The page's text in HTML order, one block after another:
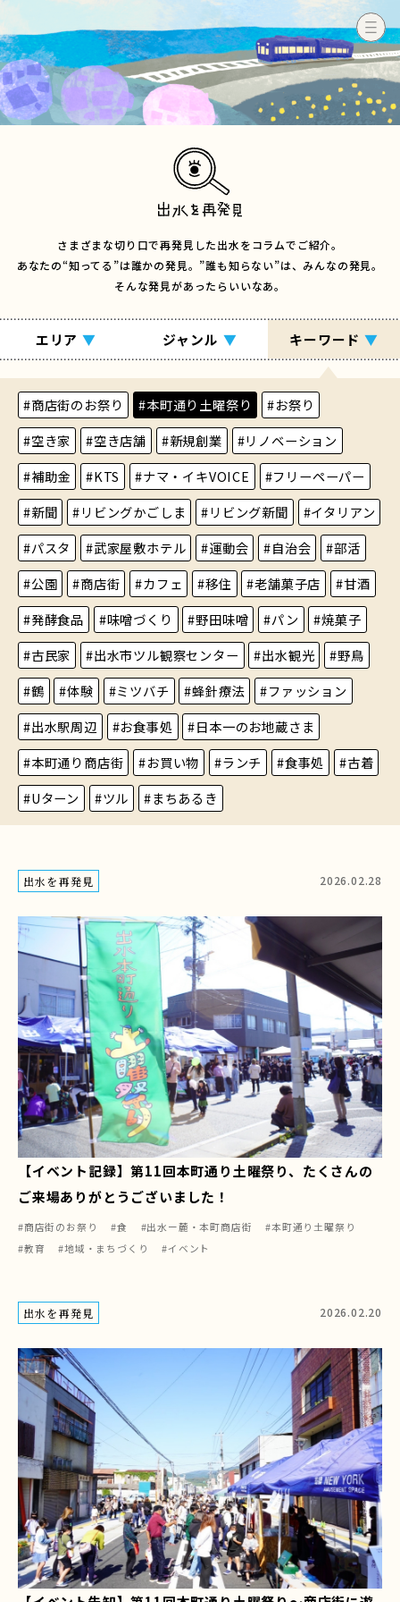
さまざまな切り口で再発見した出水をコラムでご紹介。
あなたの“知ってる”は誰かの発見。”誰も知らない”は、みんなの発見。
そんな発見があったらいいなあ。
エリア ▼ ジャンル ▼ キーワード ▼
#商店街のお祭り #本町通り土曜祭り
#お祭り
#空き家
#空き店舗 #新規創業
#リノベーション
#補助金
#KTS #ナマ・イキVOICE
#フリーペーパー
#新聞
#リビングかごしま #リビング新聞
#イタリアン
#パスタ
#武家屋敷ホテル #運動会 #自治会
#部活
#公園
#商店街 #カフェ #移住 #老舗菓子店
#甘酒
#発酵食品
#味噌づくり #野田味噌 #パン
#焼菓子
#古民家
#出水市ツル観察センター #出水観光
#野鳥
#鶴
#体験 #ミツバチ #蜂針療法
#ファッション
#出水駅周辺
#お食事処
#日本一のお地蔵さま
#本町通り商店街
#お買い物 #ランチ #食事処
#古着
#Uターン
#ツル #まちあるき
出水を再発見 2026.02.28
【イベント記録】第11回本町通り土曜祭り、たくさんの
ご来場ありがとうございました！
#商店街のお祭り #食 #出水ー麓・本町商店街
#本町通り土曜祭り
#教育
#地域・まちづくり #イベント
出水を再発見 2026.02.20